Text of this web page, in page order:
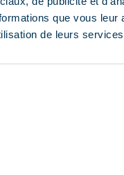
que vous leur
de leurs